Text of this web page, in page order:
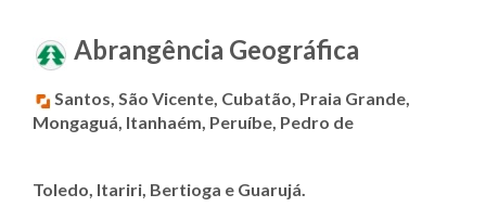
Abrangência Geográfica
Santos, São Vicente, Cubatão, Praia Grande,
Mongaguá, Itanhaém, Peruíbe, Pedro de
Toledo, Itariri, Bertioga e Guarujá.